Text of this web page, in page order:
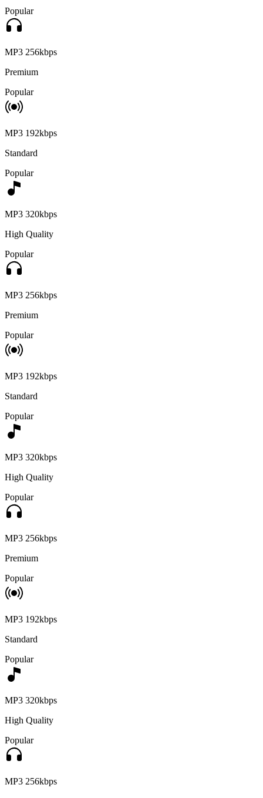
Popular
MP3 256kbps
Premium
Popular
MP3 192kbps
Standard
Popular
MP3 320kbps
High Quality
Popular
MP3 256kbps
Premium
Popular
MP3 192kbps
Standard
Popular
MP3 320kbps
High Quality
Popular
MP3 256kbps
Premium
Popular
MP3 192kbps
Standard
Popular
MP3 320kbps
High Quality
Popular
MP3 256kbps